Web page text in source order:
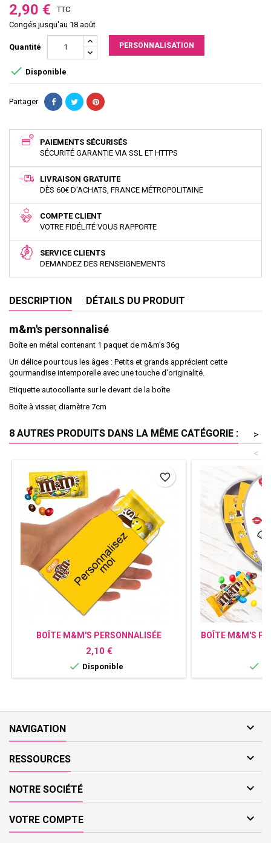
2,90 €
TTC
Congés jusqu'au 18 août
Quantité PERSONNALISATION
 Disponible
Partager
PAIEMENTS SÉCURISÉS
SÉCURITÉ GARANTIE VIA SSL ET HTTPS
LIVRAISON GRATUITE
DÈS 60€ D'ACHATS, FRANCE MÉTROPOLITAINE
COMPTE CLIENT
VOTRE FIDÉLITÉ VOUS RAPPORTE
SERVICE CLIENTS
DEMANDEZ DES RENSEIGNEMENTS
DESCRIPTION DÉTAILS DU PRODUIT
m&m's personnalisé
Boîte en métal contenant 1 paquet de m&m's 36g
Un délice pour tous les âges : Petits et grands apprécient cette
gourmandise intemporelle avec une touche d'originalité.
Etiquette autocollante sur le devant de la boîte
Boîte à visser, diamètre 7cm
8 AUTRES PRODUITS DANS LA MÊME CATÉGORIE :
>
<
BOÎTE M&M'S PERSONNALISÉE
Prix
2,10 €
 Disponible
favorite_border
BOÎTE M&M'S

NAVIGATION 
RESSOURCES 
NOTRE SOCIÉTÉ 
VOTRE COMPTE 